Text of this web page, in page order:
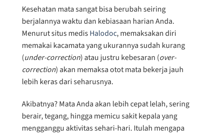
Kesehatan mata sangat bisa berubah seiring
berjalannya waktu dan kebiasaan harian Anda.
Menurut situs medisHalodoc, memaksakan diri
memakai kacamata yang ukurannya sudah kurang
(under-correction) atau justru kebesaran (over-
correction) akan memaksa otot mata bekerja jauh
lebih keras dari seharusnya.
Akibatnya? Mata Anda akan lebih cepat lelah, sering
berair, tegang, hingga memicu sakit kepala yang
mengganggu aktivitas sehari-hari. Itulah mengapa